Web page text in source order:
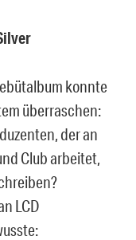
konnte
überraschen:
der an
Club arbeitet,
LCD